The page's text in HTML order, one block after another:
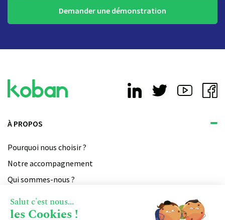
Demander une démonstration
À PROPOS
Pourquoi nous choisir ?
Notre accompagnement
Qui sommes-nous ?
Notre certification qualiopi
Salut c'est nous...
les Cookies !